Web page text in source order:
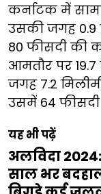
कर्नाटक में
उसकी जगह 0.9
80 फीसदी की
आमतौर पर 19.7
जगह 7.2
उसमें 64 फीसदी
यह भी पढ़ें
अलविदा
साल भर